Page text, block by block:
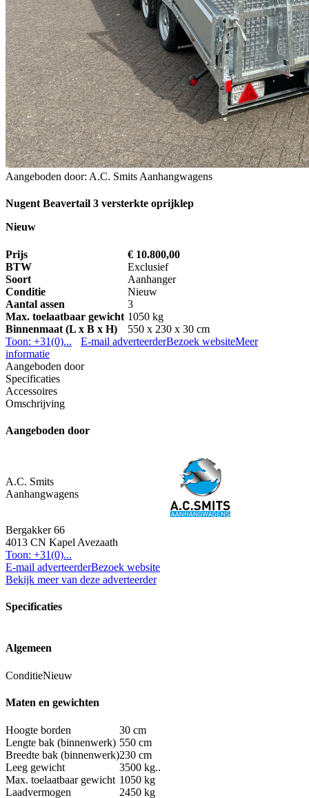
Aangeboden door: A.C. Smits Aanhangwagens
Nugent Beavertail 3 versterkte oprijklep
Nieuw
Prijs
€ 10.800,00
BTW
Exclusief
Soort
Aanhanger
Conditie
Nieuw
Aantal assen
3
Max. toelaatbaar gewicht 1050 kg
Binnenmaat (L x B x H)
550 x 230 x 30 cm
Toon: +31(0)...
E-mail adverteerderBezoek websiteMeer
informatie
Aangeboden door
Specificaties
Accessoires
Omschrijving
Aangeboden door
A.C. Smits
Aanhangwagens
Bergakker 66
4013 CN Kapel Avezaath
Toon: +31(0)...
E-mail adverteerderBezoek website
Bekijk meer van deze adverteerder
Specificaties
Algemeen
ConditieNieuw
Maten en gewichten
Hoogte borden
30 cm
Lengte bak (binnenwerk) 550 cm
Breedte bak (binnenwerk)230 cm
Leeg gewicht
3500 kg..
Max. toelaatbaar gewicht 1050 kg
Laadvermogen
2450 kg